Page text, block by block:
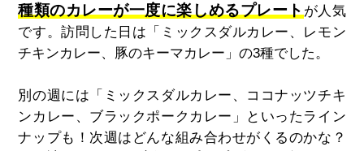
種類のカレーが一度に楽しめるプレート が人気
です。訪問した日は「ミックスダルカレー、レモン
チキンカレー、豚のキーマカレー」の3種でした。
別の週には「ミックスダルカレー、ココナッツチキ
ンカレー、ブラックポークカレー」といったライン
ナップも！次週はどんな組み合わせがくるのかな？